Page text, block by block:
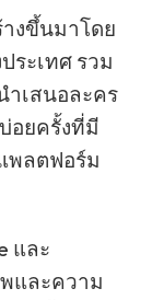
งขึ้นมาโดย
ระเทศ รวม
ำเสนอละคร
อยครั้งที่มี
พลตฟอร์ม
และ
และความ